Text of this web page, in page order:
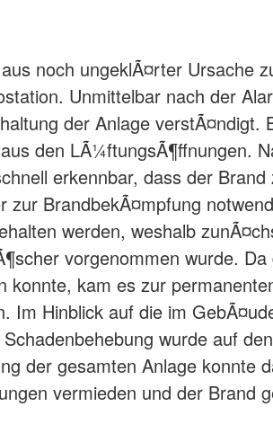
noch ungeklÃ¤rter Ursache
Unmittelbar nach der
der Anlage verstÃ¤ndigt.
den LÃ¼ftungsÃ¶ffnungen.
erkennbar, dass der
BrandbekÃ¤mpfung
werden, weshalb
vorgenommen wurde.
konnte, kam es zur
Im Hinblick auf die im
wurde auf
der gesamten Anlage konnte
vermieden und der Brand